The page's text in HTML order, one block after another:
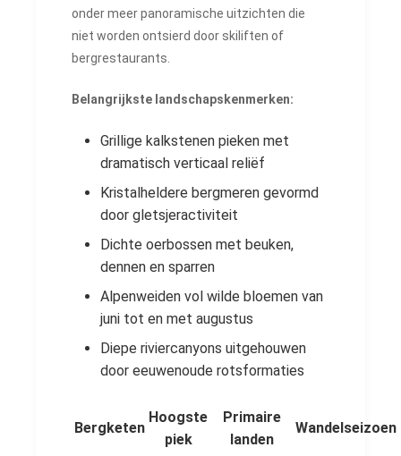
onder meer panoramische uitzichten die
niet worden ontsierd door skiliften of
bergrestaurants.
Belangrijkste landschapskenmerken:
Grillige kalkstenen pieken met
dramatisch verticaal reliëf
Kristalheldere bergmeren gevormd
door gletsjeractiviteit
Dichte oerbossen met beuken,
dennen en sparren
Alpenweiden vol wilde bloemen van
juni tot en met augustus
Diepe riviercanyons uitgehouwen
door eeuwenoude rotsformaties
Bergketen
Hoogste
piek
Primaire
landen
Wandelseizoen